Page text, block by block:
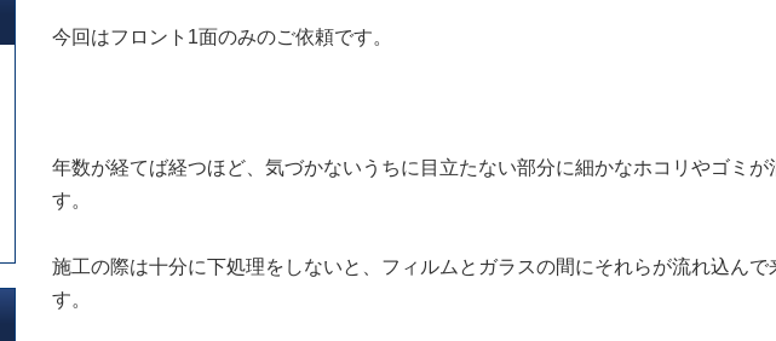
今回はフロント1面のみのご依頼です。
年数が経てば経つほど、気づかないうちに目立たない部分に細かなホコリやゴミが
す。
施工の際は十分に下処理をしないと、フィルムとガラスの間にそれらが流れ込んで
す。